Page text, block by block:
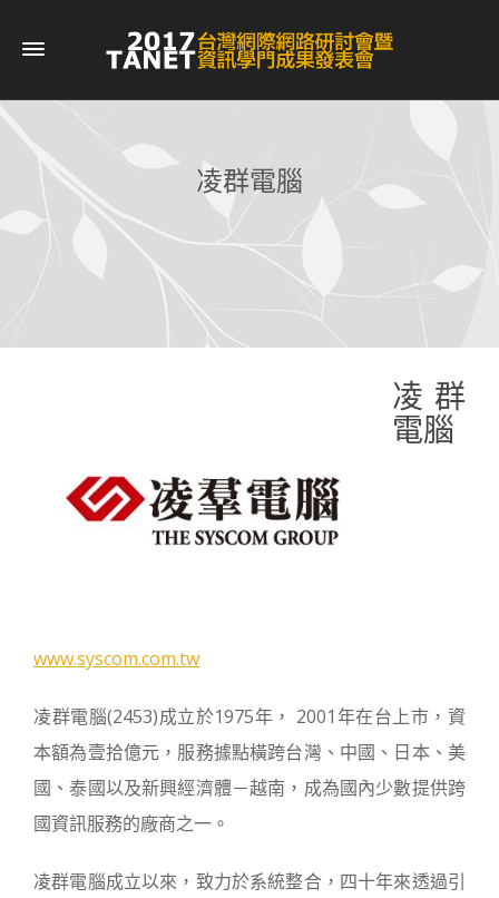
凌群電腦
凌群
電腦
www.syscom.com.tw
凌群電腦(2453)成立於1975年， 2001年在台上市，資
本額為壹拾億元，服務據點橫跨台灣、中國、日本、美
國、泰國以及新興經濟體－越南，成為國內少數提供跨
國資訊服務的廠商之一。
凌群電腦成立以來，致力於系統整合，四十年來透過引